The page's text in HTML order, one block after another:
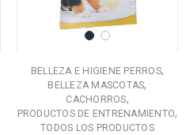
BELLEZA E HIGIENE PERROS,
BELLEZA MASCOTAS,
CACHORROS,
PRODUCTOS DE ENTRENAMIENTO,
TODOS LOS PRODUCTOS